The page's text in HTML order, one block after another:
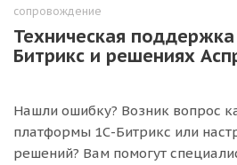
сопровождение
Техническая
Битрикс и решениях
Нашли ошибку? Возник вопрос
платформы 1С-Битрикс или
решений? Вам помогут